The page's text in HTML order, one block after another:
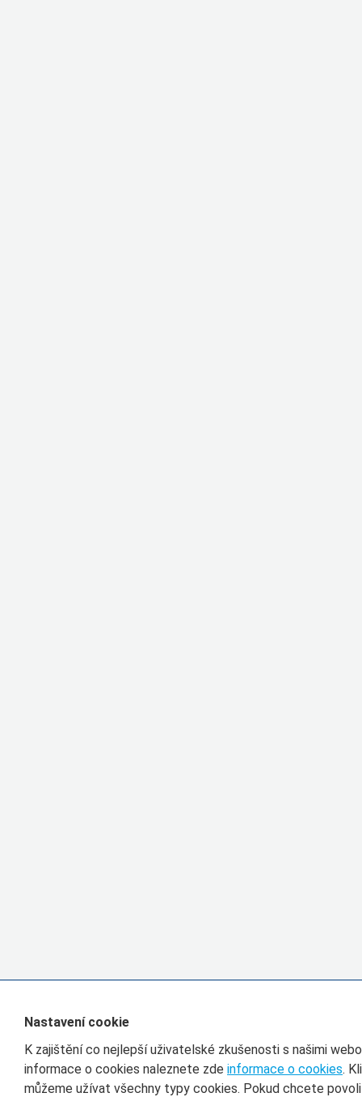
Nastavení cookie
K zajištění co nejlepší uživatelské zkušenosti s našimi
informace o cookies naleznete zde informace o cookies.
můžeme užívat všechny typy cookies. Pokud chcete